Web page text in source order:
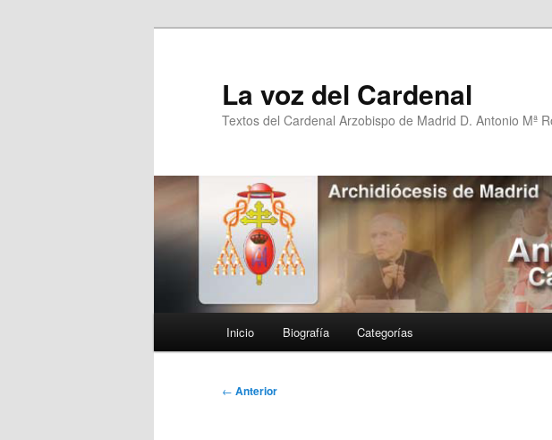
La voz del Cardenal
Textos del Cardenal Arzobispo de Madrid D. Antonio Mª
Inicio Biografía Categorías
Navegación
← Anterior